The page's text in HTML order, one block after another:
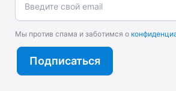
Введите свой email
Подписаться
Мы против спама и заботимся о